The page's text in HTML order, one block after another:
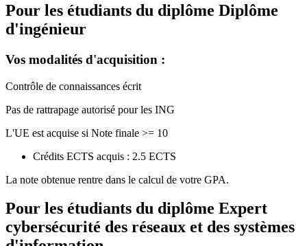
Pour les étudiants du diplôme Diplôme
d'ingénieur
Vos modalités d'acquisition :
Contrôle de connaissances écrit
Pas de rattrapage autorisé pour les ING
L'UE est acquise si Note finale >= 10
Crédits ECTS acquis : 2.5 ECTS
La note obtenue rentre dans le calcul de votre GPA.
Pour les étudiants du diplôme Expert
cybersécurité des réseaux et des systèmes